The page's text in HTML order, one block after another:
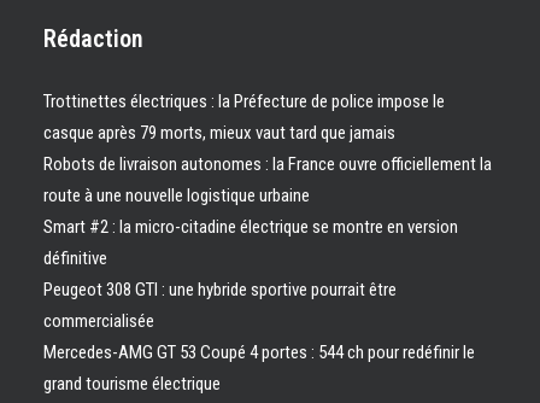
Rédaction
Trottinettes électriques : la Préfecture de police impose le
casque après 79 morts, mieux vaut tard que jamais
Robots de livraison autonomes : la France ouvre officiellement la
route à une nouvelle logistique urbaine
Smart #2 : la micro-citadine électrique se montre en version
définitive
Peugeot 308 GTI : une hybride sportive pourrait être
commercialisée
Mercedes-AMG GT 53 Coupé 4 portes : 544 ch pour redéfinir le
grand tourisme électrique